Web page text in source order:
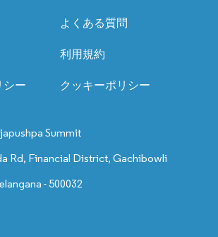
よくある質問
利用規約
シー クッキーポリシー
Summit
Rd, Financial District, Gachibowli
- 500032